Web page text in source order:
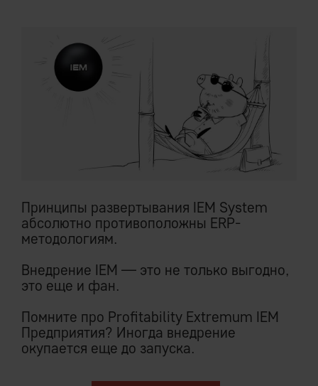
Принципы развертывания IEM System
абсолютно противоположны ERP-
методологиям.
Внедрение IEM — это не только выгодно,
это еще и фан.
Помните про Profitability Extremum IEM
Предприятия? Иногда внедрение
окупается еще до запуска.